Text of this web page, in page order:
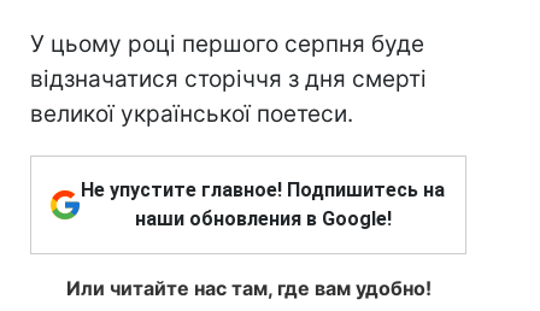
У цьому році першого серпня буде
відзначатися сторіччя з дня смерті
великої української поетеси.
Не упустите главное! Подпишитесь на
наши обновления в Google!
Или читайте нас там, где вам удобно!